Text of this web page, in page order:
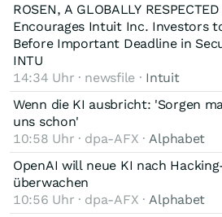
ROSEN, A GLOBALLY
Encourages Intuit Inc. Investors
Before Important Deadline in
INTU
14:34 Uhr · newsfile · Intuit
Wenn die KI ausbricht: 'Sorgen
uns schon'
10:58 Uhr · dpa-AFX · Alphabet
OpenAI will neue KI nach
überwachen
10:56 Uhr · dpa-AFX · Alphabet